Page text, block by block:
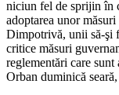
niciun fel de sprijin în
adoptarea unor
Dimpotrivă, unii să-şi
critice măsuri
reglementări care
Orban duminică